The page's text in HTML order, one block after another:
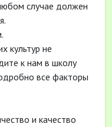
случае должен
культур не
к нам в школу
все факторы
и качество